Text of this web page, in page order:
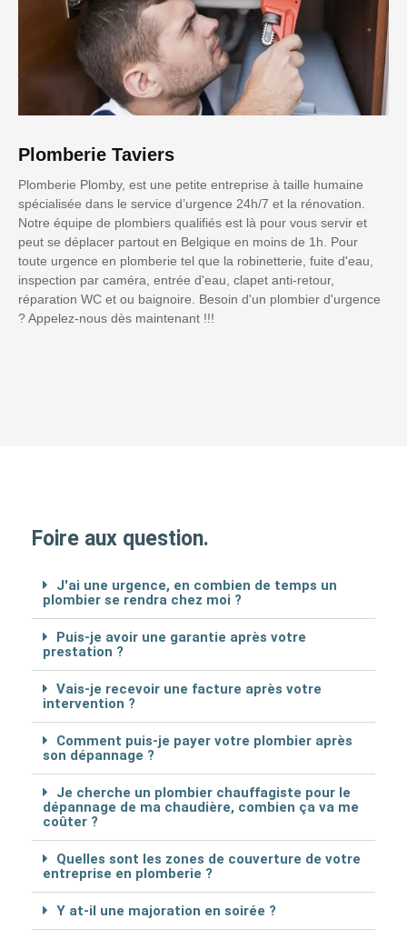
Plomberie Taviers
Plomberie Plomby, est une petite entreprise à taille humaine
spécialisée dans le service d’urgence 24h/7 et la rénovation.
Notre équipe de plombiers qualifiés est là pour vous servir et
peut se déplacer partout en Belgique en moins de 1h. Pour
toute urgence en plomberie tel que la robinetterie, fuite d'eau,
inspection par caméra, entrée d'eau, clapet anti-retour,
réparation WC et ou baignoire. Besoin d'un plombier d'urgence
? Appelez-nous dès maintenant !!!
Foire aux question.
J'ai une urgence, en combien de temps un
plombier se rendra chez moi ?
Puis-je avoir une garantie après votre
prestation ?
Vais-je recevoir une facture après votre
intervention ?
Comment puis-je payer votre plombier après
son dépannage ?
Je cherche un plombier chauffagiste pour le
dépannage de ma chaudière, combien ça va me
coûter ?
Quelles sont les zones de couverture de votre
entreprise en plomberie ?
Y at-il une majoration en soirée ?